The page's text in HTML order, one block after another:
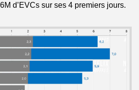
d’EVCs sur ses 4 premiers jours.